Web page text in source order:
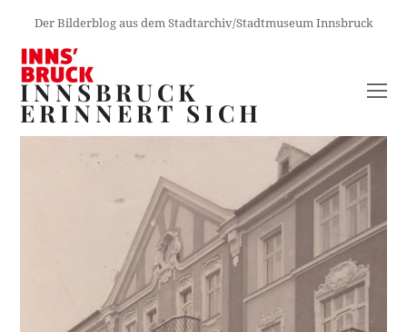
Der Bilderblog aus dem Stadtarchiv/Stadtmuseum Innsbruck
INNSBRUCK
ERINNERT SICH